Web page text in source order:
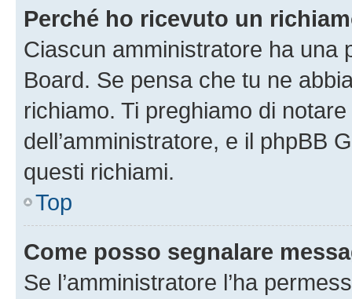
Perché ho ricevuto un
Ciascun amministratore ha una
Board. Se pensa che tu ne
richiamo. Ti preghiamo di
dell’amministratore, e il phpBB
questi richiami.
Top
Come posso segnalare
Se l’amministratore l’ha